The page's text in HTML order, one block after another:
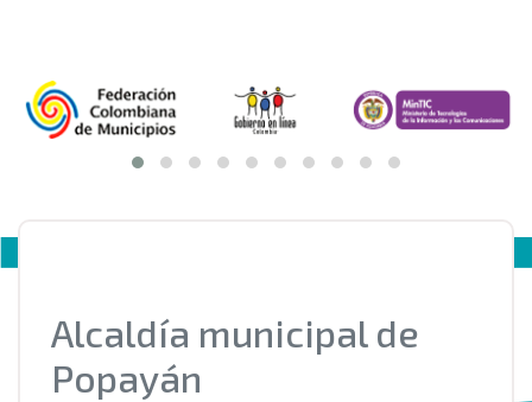
Alcaldía municipal de
Popayán